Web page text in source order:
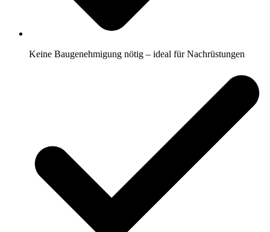
Keine Baugenehmigung nötig – ideal für Nachrüstungen